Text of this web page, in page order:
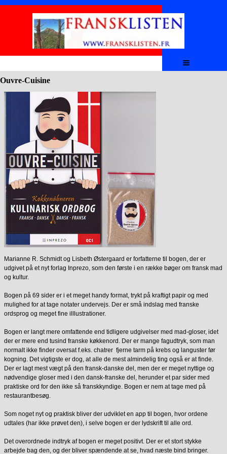
Aller au contenu
Ouvre-Cuisine
Marianne R. Schmidt og Lisbeth Østergaard er forfatterne til bogen, der er
udgivet på et nyt forlag Inprezo, som den første i en række bøger om fransk mad
og kultur.
Bogen på 69 sider er i et meget handy format, trykt på kraftigt papir og med
mulighed for at tage notater undervejs. Der er små indslag med franske
ordsprog og meget fine illlustrationer.
Bogen er langt mere omfattende end tidligere udgivelser med mad-gloser, idet
der er mere end tusind franske køkkenord. Der er mange fagudtryk, som man
normalt ikke finder oversat f.eks. chatrer fjerne tarm på krebs og languster før
kogning. Det vigtigste er dog, at alle de mest almindelig ting også er at finde.
Der er lagt mest vægt på den fransk-danske del, men der er meget nyttige og
nødvendige gloser med i den dansk-franske del, herunder et par sider med
praktiske ord for den ikke så franskkyndige. Bogen er nem at tage med på
restaurantbesøg.
Som noget nyt og praktisk bliver der udviklet en app til bogen, hvor ordene
udtales (har ikke prøvet den), i selve bogen er der lydskrift til alle ord.
Det overordnede indtryk af bogen er meget positivt. Der er et stort stykke
arbejde bag den, og der bliver spændende at se, hvad næste bind bringer.